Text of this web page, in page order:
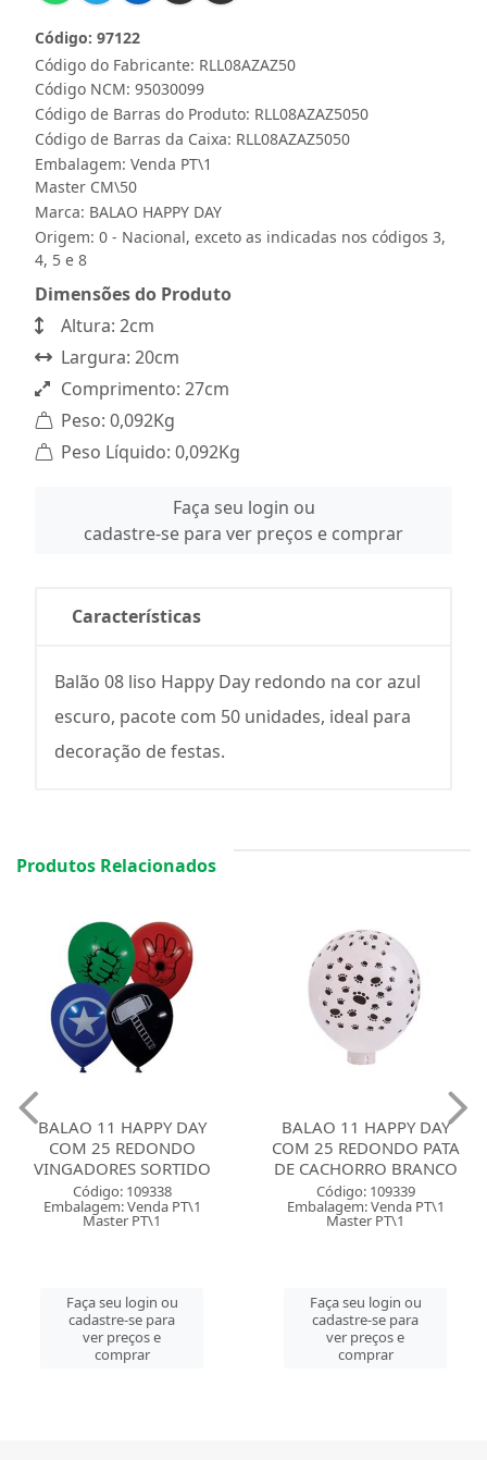
Código do Fabricante: RLL08AZAZ50
Código: 97122
Código NCM: 95030099
Código de Barras do Produto: RLL08AZAZ5050
Código de Barras da Caixa: RLL08AZAZ5050
Embalagem: Venda PT\1
Master CM\50
Marca: BALAO HAPPY DAY
Origem: 0 - Nacional, exceto as indicadas nos códigos 3,
4, 5 e 8
Dimensões do Produto
Altura: 2cm
Largura: 20cm
Comprimento: 27cm
Peso: 0,092Kg
Peso Líquido: 0,092Kg
Faça seu login ou
cadastre-se para ver preços e comprar
Características
Balão 08 liso Happy Day redondo na cor azul
escuro, pacote com 50 unidades, ideal para
decoração de festas.
Produtos Relacionados
BALAO 11 HAPPY DAY
COM 25 REDONDO
VINGADORES SORTIDO
Código: 109338
Embalagem: Venda PT\1
Master PT\1
Faça seu login ou
cadastre-se para
ver preços e
comprar
BALAO 11 HAPPY DAY
COM 25 REDONDO PATA
DE CACHORRO BRANCO
Código: 109339
Embalagem: Venda PT\1
Master PT\1
Faça seu login ou
cadastre-se para
ver preços e
comprar